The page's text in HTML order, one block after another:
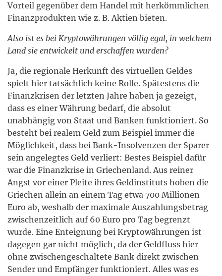
Vorteil gegenüber dem Handel mit herkömmlichen
Finanzprodukten wie z. B. Aktien bieten.
Also ist es bei Kryptowährungen völlig egal, in welchem
Land sie entwickelt und erschaffen wurden?
Ja, die regionale Herkunft des virtuellen Geldes
spielt hier tatsächlich keine Rolle. Spätestens die
Finanzkrisen der letzten Jahre haben ja gezeigt,
dass es einer Währung bedarf, die absolut
unabhängig von Staat und Banken funktioniert. So
besteht bei realem Geld zum Beispiel immer die
Möglichkeit, dass bei Bank-Insolvenzen der Sparer
sein angelegtes Geld verliert: Bestes Beispiel dafür
war die Finanzkrise in Griechenland. Aus reiner
Angst vor einer Pleite ihres Geldinstituts hoben die
Griechen allein an einem Tag etwa 700 Millionen
Euro ab, weshalb der maximale Auszahlungsbetrag
zwischenzeitlich auf 60 Euro pro Tag begrenzt
wurde. Eine Enteignung bei Kryptowährungen ist
dagegen gar nicht möglich, da der Geldfluss hier
ohne zwischengeschaltete Bank direkt zwischen
Sender und Empfänger funktioniert. Alles was es